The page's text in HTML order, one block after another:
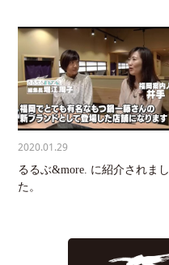
2020.01.29
るるぶ&more. に紹介されまし
た。